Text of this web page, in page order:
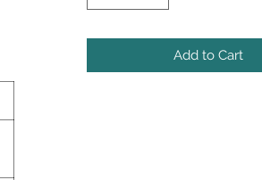
Add to Cart